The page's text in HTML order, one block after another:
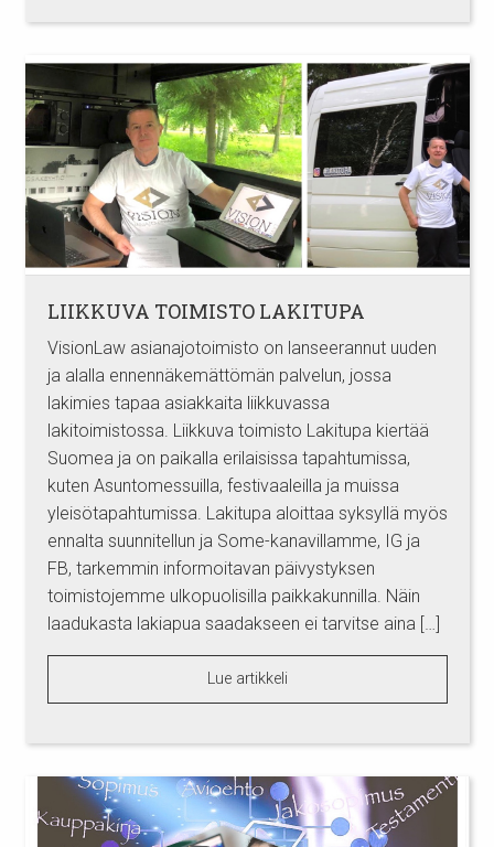
LIIKKUVA TOIMISTO LAKITUPA
VisionLaw asianajotoimisto on lanseerannut uuden
ja alalla ennennäkemättömän palvelun, jossa
lakimies tapaa asiakkaita liikkuvassa
lakitoimistossa. Liikkuva toimisto Lakitupa kiertää
Suomea ja on paikalla erilaisissa tapahtumissa,
kuten Asuntomessuilla, festivaaleilla ja muissa
yleisötapahtumissa. Lakitupa aloittaa syksyllä myös
ennalta suunnitellun ja Some-kanavillamme, IG ja
FB, tarkemmin informoitavan päivystyksen
toimistojemme ulkopuolisilla paikkakunnilla. Näin
laadukasta lakiapua saadakseen ei tarvitse aina […]
Lue artikkeli